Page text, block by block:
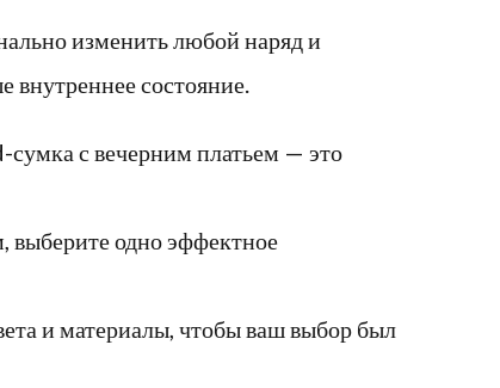
изменить любой наряд и
внутреннее состояние.
с вечерним платьем — это
выберите одно эффектное
и материалы, чтобы ваш выбор был